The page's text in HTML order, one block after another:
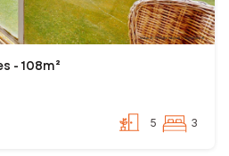
- 108m²
5 3